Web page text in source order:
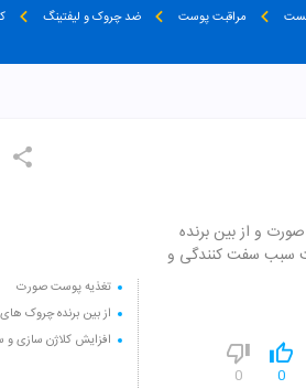
مراقبت پوست ضد چروک و لیفتینگ
تغذیه پوست صورت
از بین برنده چروک
افزایش کلاژن سازی
و از بین برنده
سبب سفت کنندگی و
0
0